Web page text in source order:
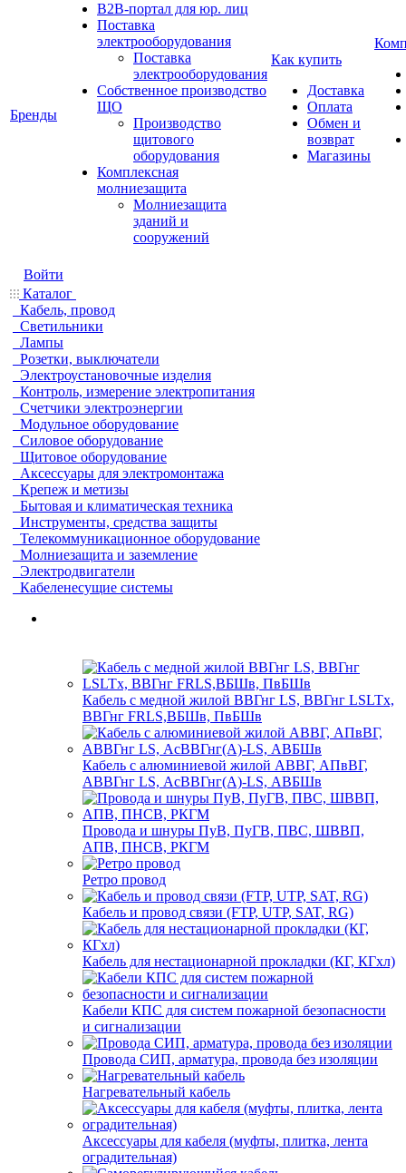
Бренды
B2B-портал для юр. лиц
Поставка
электрооборудования
Поставка
электрооборудования
Собственное производство
ЩО
Производство
щитового
оборудования
Комплексная
молниезащита
Молниезащита
зданий и
сооружений
Как купить
Доставка
Оплата
Обмен и
возврат
Магазины
Войти
Каталог
Кабель, провод
Светильники
Лампы
Розетки, выключатели
Электроустановочные изделия
Контроль, измерение электропитания
Счетчики электроэнергии
Модульное оборудование
Силовое оборудование
Щитовое оборудование
Аксессуары для электромонтажа
Крепеж и метизы
Бытовая и климатическая техника
Инструменты, средства защиты
Телекоммуникационное оборудование
Молниезащита и заземление
Электродвигатели
Кабеленесущие системы
Кабель с медной жилой ВВГнг LS, ВВГнг LSLTx,
ВВГнг FRLS,ВБШв, ПвБШв
Кабель с алюминиевой жилой АВВГ, АПвВГ,
АВВГнг LS, АсВВГнг(А)-LS, АВБШв
Провода и шнуры ПуВ, ПуГВ, ПВС, ШВВП,
АПВ, ПНСВ, РКГМ
Ретро провод
Кабель и провод связи (FTP, UTP, SAT, RG)
Кабель для нестационарной прокладки (КГ, КГхл)
Кабели КПС для систем пожарной безопасности
и сигнализации
Провода СИП, арматура, провода без изоляции
Нагревательный кабель
Аксессуары для кабеля (муфты, плитка, лента
оградительная)